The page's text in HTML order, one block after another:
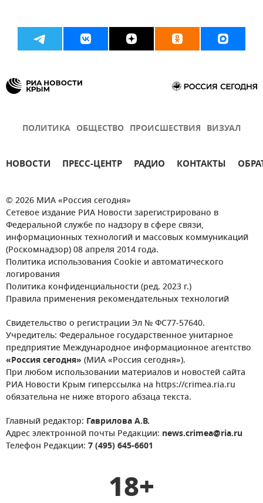
ПОЛИТИКА ОБЩЕСТВО ПРОИСШЕСТВИЯ ВИЗУАЛ
НОВОСТИ ПРЕСС-ЦЕНТР РАДИО КОНТАКТЫ
© 2026 МИА «Россия сегодня»
Сетевое издание РИА Новости зарегистрировано в
Федеральной службе по надзору в сфере связи,
информационных технологий и массовых коммуникаций
(Роскомнадзор) 08 апреля 2014 года.
Политика использования Cookie и автоматического
логирования
Политика конфиденциальности (ред. 2023 г.)
Правила применения рекомендательных технологий
Свидетельство о регистрации Эл № ФС77-57640.
Учредитель: Федеральное государственное унитарное
предприятие Международное информационное агентство
«Россия сегодня» (МИА «Россия сегодня»).
При любом использовании материалов и новостей сайта
РИА Новости Крым гиперссылка на https://crimea.ria.ru
обязательна не ниже второго абзаца текста.
Главный редактор: Гаврилова А.В.
Адрес электронной почты Редакции: news.crimea@ria.ru
Телефон Редакции: 7 (495) 645-6601
18+